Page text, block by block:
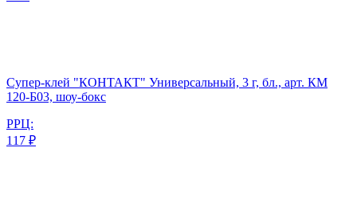
Супер-клей "КОНТАКТ" Универсальный, 3 г, бл., арт. КМ
120-Б03, шоу-бокс
РРЦ:
117 ₽